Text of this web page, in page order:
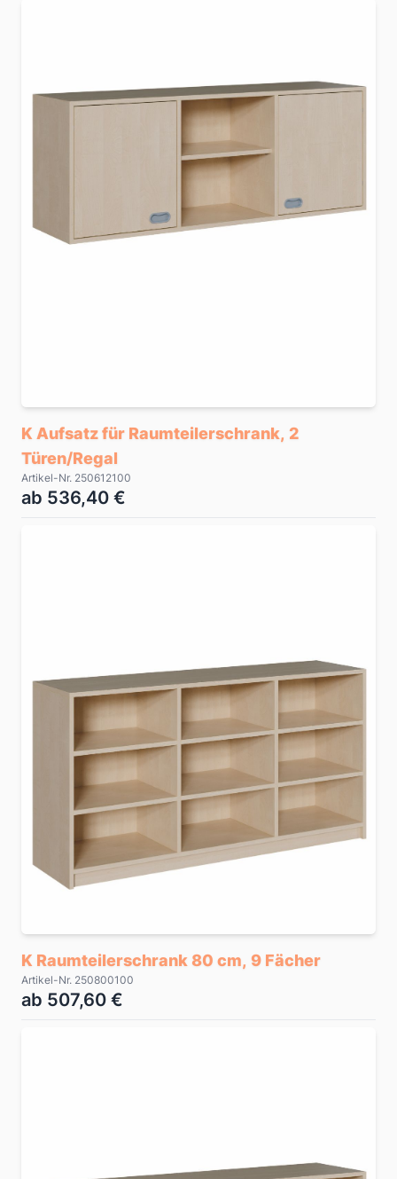
K Aufsatz für Raumteilerschrank, 2
Türen/Regal
Artikel-Nr. 250612100
ab 536,40 €
K Raumteilerschrank 80 cm, 9 Fächer
Artikel-Nr. 250800100
ab 507,60 €